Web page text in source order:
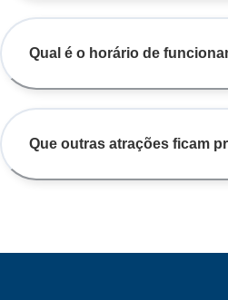
Qual é o horário de
Que outras atrações ficam